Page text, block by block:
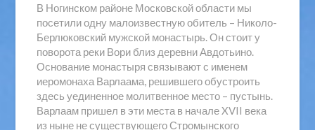
В Ногинском районе Московской области мы
посетили одну малоизвестную обитель – Николо-
Берлюковский мужской монастырь. Он стоит у
поворота реки Вори близ деревни Авдотьино.
Основание монастыря связывают с именем
иеромонаха Варлаама, решившего обустроить
здесь уединенное молитвенное место – пустынь.
Варлаам пришел в эти места в начале XVII века
из ныне не существующего Стромынского